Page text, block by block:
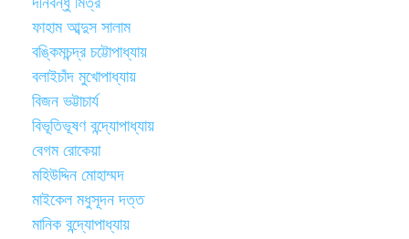
ফাহাম আব্দুস সালাম
বঙ্কিমচন্দ্র চট্টোপাধ্যায়
বলাইচাঁদ মুখোপাধ্যায়
বিজন ভট্টাচার্য
বিভূতিভূষণ বন্দ্যোপাধ্যায়
বেগম রোকেয়া
মহিউদ্দিন মোহাম্মদ
মাইকেল মধুসূদন দত্ত
মানিক বন্দ্যোপাধ্যায়